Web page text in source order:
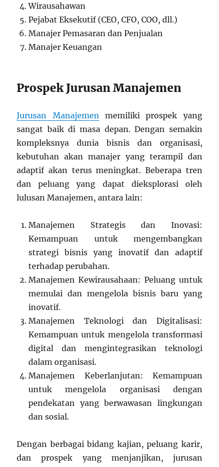
Wirausahawan
Pejabat Eksekutif (CEO, CFO, COO, dll.)
Manajer Pemasaran dan Penjualan
Manajer Keuangan
Prospek Jurusan Manajemen
Jurusan Manajemen memiliki prospek yang
sangat baik di masa depan. Dengan semakin
kompleksnya dunia bisnis dan organisasi,
kebutuhan akan manajer yang terampil dan
adaptif akan terus meningkat. Beberapa tren
dan peluang yang dapat dieksplorasi oleh
lulusan Manajemen, antara lain:
Manajemen Strategis dan Inovasi:
Kemampuan untuk mengembangkan
strategi bisnis yang inovatif dan adaptif
terhadap perubahan.
Manajemen Kewirausahaan: Peluang untuk
memulai dan mengelola bisnis baru yang
inovatif.
Manajemen Teknologi dan Digitalisasi:
Kemampuan untuk mengelola transformasi
digital dan mengintegrasikan teknologi
dalam organisasi.
Manajemen Keberlanjutan: Kemampuan
untuk mengelola organisasi dengan
pendekatan yang berwawasan lingkungan
dan sosial.
Dengan berbagai bidang kajian, peluang karir,
dan prospek yang menjanjikan, jurusan